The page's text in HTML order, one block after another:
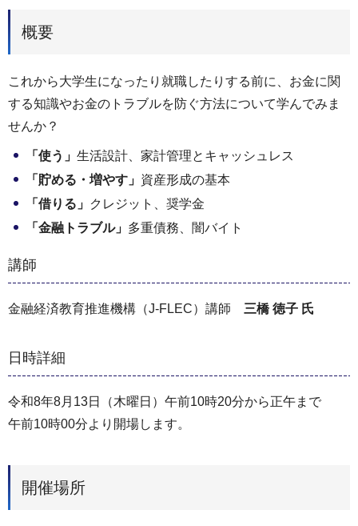
概要
これから大学生になったり就職したりする前に、お金に関
する知識やお金のトラブルを防ぐ方法について学んでみま
せんか？
「使う」 生活設計、家計管理とキャッシュレス
「貯める・増やす」 資産形成の基本
「借りる」 クレジット、奨学金
「金融トラブル」 多重債務、闇バイト
講師
金融経済教育推進機構（J-FLEC）講師 三橋 徳子 氏
日時詳細
令和8年8月13日（木曜日）午前10時20分から正午まで
午前10時00分より開場します。
開催場所